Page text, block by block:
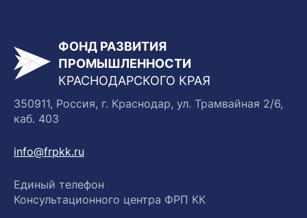
ФОНД РАЗВИТИЯ
ПРОМЫШЛЕННОСТИ
КРАСНОДАРСКОГО КРАЯ
350911, Россия, г. Краснодар, ул. Трамвайная 2/6,
каб. 403
info@frpkk.ru
Единый телефон
Консультационного центра ФРП КК